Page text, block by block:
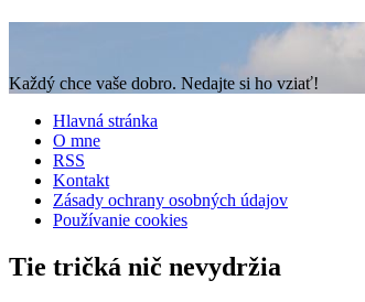
Každý chce vaše dobro. Nedajte si ho vziať!
Hlavná stránka
O mne
RSS
Kontakt
Zásady ochrany osobných údajov
Používanie cookies
Tie tričká nič nevydržia